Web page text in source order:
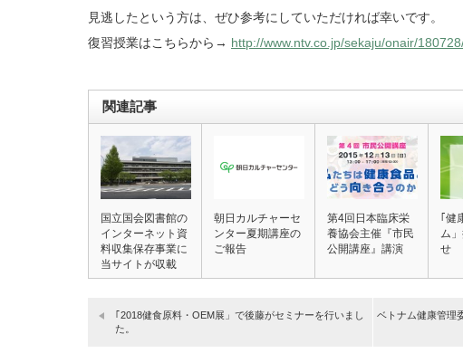
見逃したという方は、ぜひ参考にしていただければ幸いです。
復習授業はこちらから→ http://www.ntv.co.jp/sekaju/onair/
関連記事
国立国会図書館の
インターネット資
料収集保存事業に
当サイトが収載
さ…
朝日カルチャーセ
ンター夏期講座の
ご報告
第4回日本臨床栄
養協会主催『市民
公開講座』講演
｢健
ム
せ
｢2018健食原料・OEM展」で後藤がセミナーを行いまし
た。
ベトナム健康管理